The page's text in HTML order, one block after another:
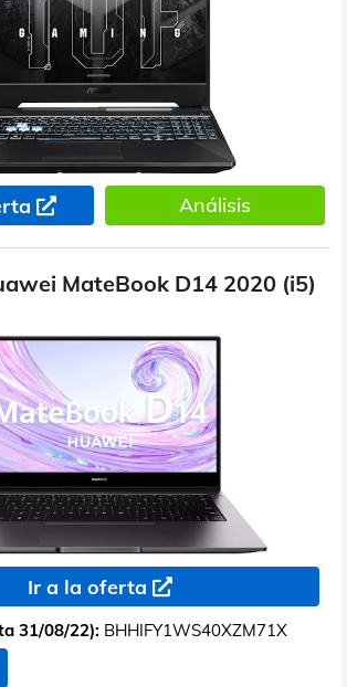
Análisis
MateBook D14 2020 (i5)
Ir a la oferta
31/08/22): BHHIFY1WS40XZM71X